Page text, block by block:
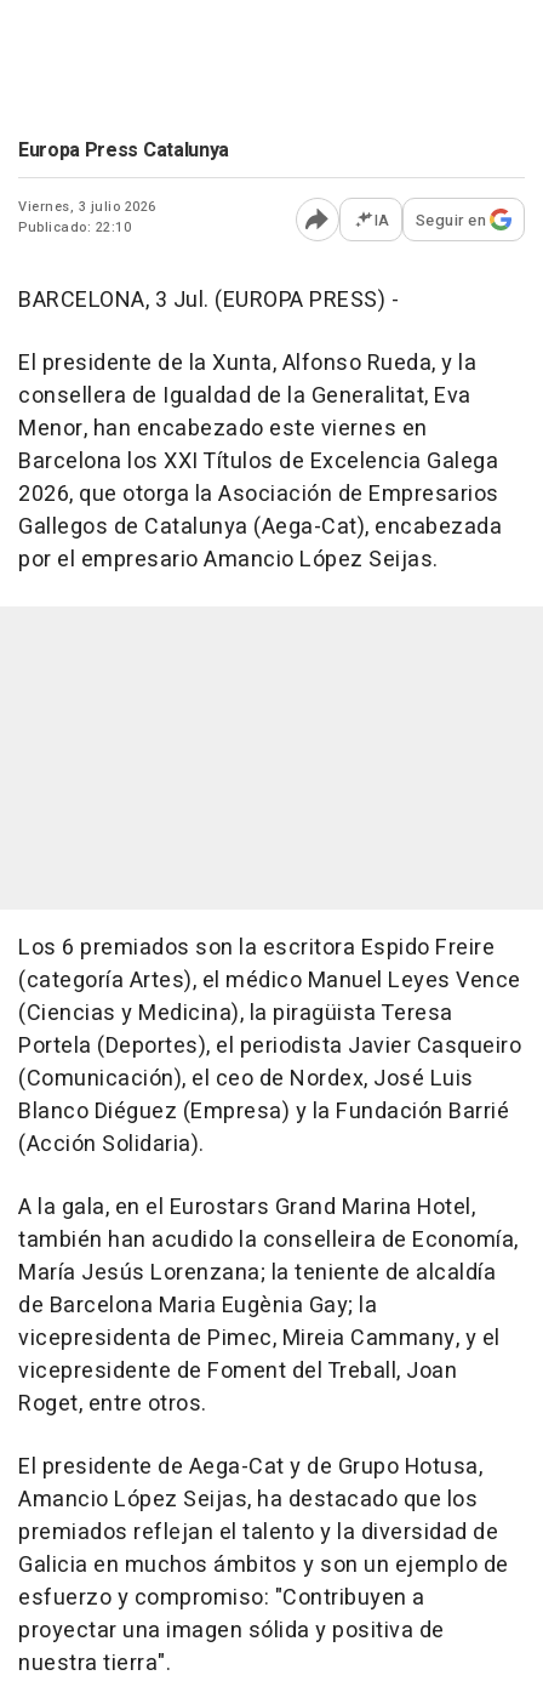
Europa Press Catalunya
Viernes, 3 julio 2026
Publicado: 22:10
Abrir opciones para
IA Seguir en
BARCELONA, 3 Jul. (EUROPA PRESS) -
El presidente de la Xunta, Alfonso Rueda, y la
consellera de Igualdad de la Generalitat, Eva
Menor, han encabezado este viernes en
Barcelona los XXI Títulos de Excelencia Galega
2026, que otorga la Asociación de Empresarios
Gallegos de Catalunya (Aega-Cat), encabezada
por el empresario Amancio López Seijas.
Los 6 premiados son la escritora Espido Freire
(categoría Artes), el médico Manuel Leyes Vence
(Ciencias y Medicina), la piragüista Teresa
Portela (Deportes), el periodista Javier Casqueiro
(Comunicación), el ceo de Nordex, José Luis
Blanco Diéguez (Empresa) y la Fundación Barrié
(Acción Solidaria).
A la gala, en el Eurostars Grand Marina Hotel,
también han acudido la conselleira de Economía,
María Jesús Lorenzana; la teniente de alcaldía
de Barcelona Maria Eugènia Gay; la
vicepresidenta de Pimec, Mireia Cammany, y el
vicepresidente de Foment del Treball, Joan
Roget, entre otros.
El presidente de Aega-Cat y de Grupo Hotusa,
Amancio López Seijas, ha destacado que los
premiados reflejan el talento y la diversidad de
Galicia en muchos ámbitos y son un ejemplo de
esfuerzo y compromiso: "Contribuyen a
proyectar una imagen sólida y positiva de
nuestra tierra".